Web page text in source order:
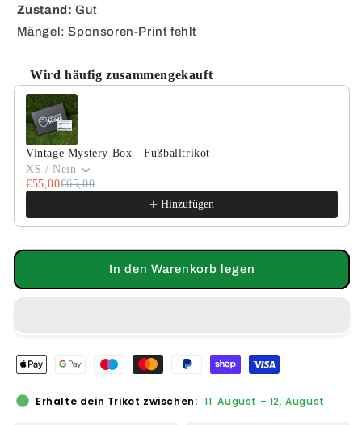
Zustand: Gut
Mängel: Sponsoren-Print fehlt
Wird häufig zusammengekauft
Use the Previous and Next buttons to navigate through
Vintage Mystery Box - Fußballtrikot
XS / Nein
€55,00€65,00
Hinzufügen
In den Warenkorb legen
Erhalte dein Trikot zwischen: 11. August – 12. August